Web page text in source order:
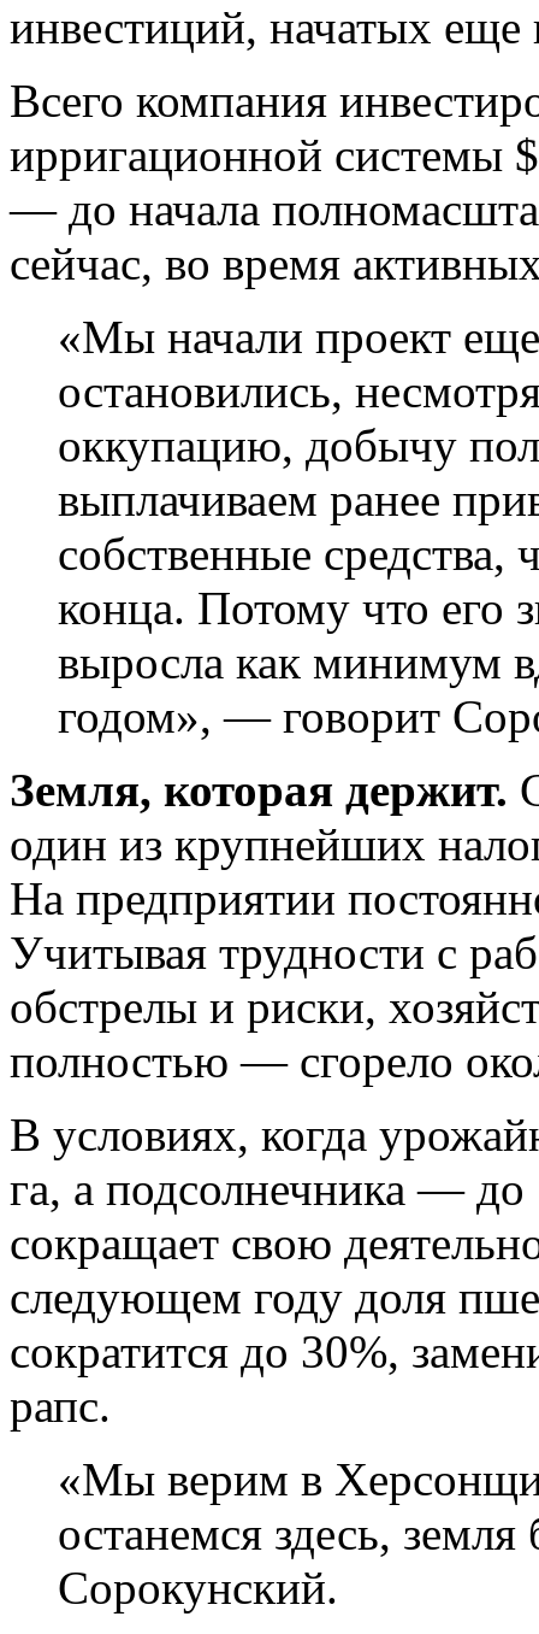
инвестиций, начатых еще
Всего компания
ирригационной системы
— до начала
сейчас, во время
«Мы начали проект
остановились,
оккупацию, добычу
выплачиваем ранее
собственные средства,
конца. Потому что его
выросла как минимум
годом», — говорит
Земля, которая держит.
один из крупнейших
На предприятии
Учитывая трудности с
обстрелы и риски,
полностью — сгорело
В условиях, когда
га, а подсолнечника — до
сокращает свою
следующем году доля
сократится до 30%,
рапс.
«Мы верим в
останемся здесь,
Сорокунский.